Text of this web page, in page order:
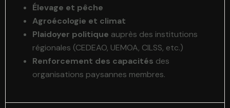
Élevage et pêche
Agroécologie et climat
Plaidoyer politique auprès des institutions
régionales (CEDEAO, UEMOA, CILSS, etc.)
Renforcement des capacités des
organisations paysannes membres.